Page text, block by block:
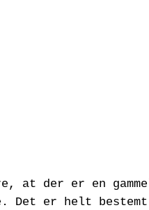
at der er en
er helt bestemt